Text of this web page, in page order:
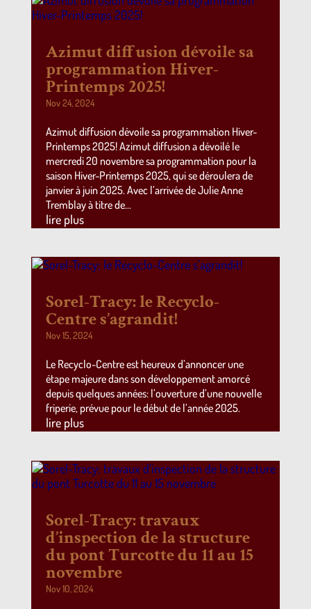
Azimut diffusion dévoile sa
programmation Hiver-
Printemps 2025!
Nov 24, 2024
Azimut diffusion dévoile sa programmation Hiver-
Printemps 2025! Azimut diffusion a dévoilé le
mercredi 20 novembre sa programmation pour la
saison Hiver-Printemps 2025, qui se déroulera de
janvier à juin 2025. Avec l’arrivée de Julie Anne
Tremblay à titre de...
lire plus
Sorel-Tracy: le Recyclo-
Centre s’agrandit!
Nov 15, 2024
Le Recyclo-Centre est heureux d’annoncer une
étape majeure dans son développement amorcé
depuis quelques années: l’ouverture d’une nouvelle
friperie, prévue pour le début de l’année 2025.
lire plus
Sorel-Tracy: travaux
d’inspection de la structure
du pont Turcotte du 11 au 15
novembre
Nov 10, 2024